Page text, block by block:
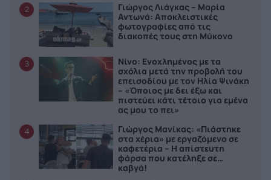
2
Γιώργος Λιάγκας – Μαρία
Αντωνά: Αποκλειστικές
φωτογραφίες από τις
διακοπές τους στη Μύκονο
3
Νίνο: Ενοχλημένος με τα
σχόλια μετά την προβολή του
επεισοδίου με τον Ηλία Ψινάκη
– «Όποιος με δει έξω και
πιστεύει κάτι τέτοιο για εμένα
ας μου το πει»
4
Γιώργος Μανίκας: «Πιάστηκε
στα χέρια» με εργαζόμενο σε
καφετέρια – Η απίστευτη
φάρσα που κατέληξε σε…
καβγά!